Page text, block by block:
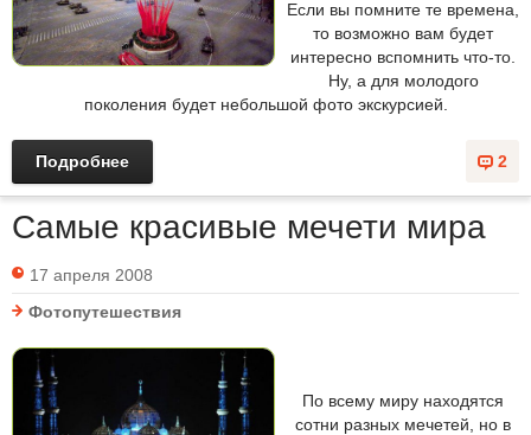
Если вы помните те времена,
то возможно вам будет
интересно вспомнить что-то.
Ну, а для молодого
поколения будет небольшой фото экскурсией.
2
Подробнее
Самые красивые мечети мира
17 апреля 2008
Фотопутешествия
По всему миру находятся
сотни разных мечетей, но в